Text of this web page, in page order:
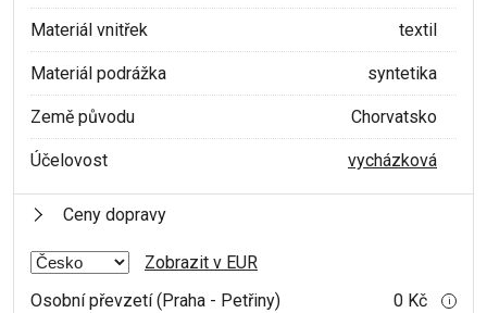
Materiál vnitřek textil
Materiál podrážka syntetika
Země původu Chorvatsko
Účelovost vycházková
Ceny dopravy
Zobrazit v EUR
Osobní převzetí (Praha - Petřiny)
0 Kč i